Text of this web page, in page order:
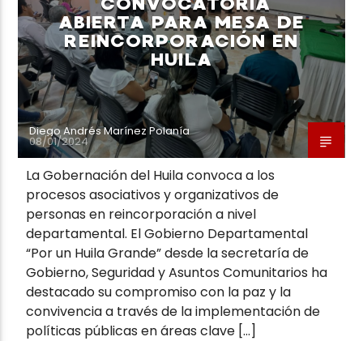
Neiva Estereo
ABIERTA PARA MESA DE
REINCORPORACIÓN EN
HUILA
Diego Andrés Marínez Polanía
08/01/2024
La Gobernación del Huila convoca a los
procesos asociativos y organizativos de
personas en reincorporación a nivel
departamental. El Gobierno Departamental
“Por un Huila Grande” desde la secretaría de
Gobierno, Seguridad y Asuntos Comunitarios ha
destacado su compromiso con la paz y la
convivencia a través de la implementación de
políticas públicas en áreas clave […]